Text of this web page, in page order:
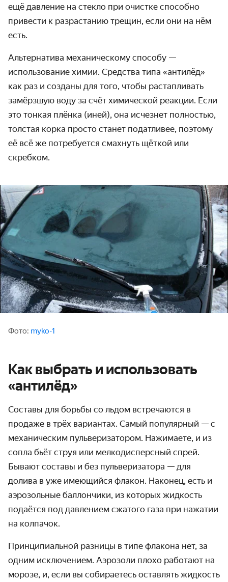
ещё давление на стекло при очистке способно
привести к разрастанию трещин, если они на нём
есть.
Альтернатива механическому способу —
использование химии. Средства типа «антилёд»
как раз и созданы для того, чтобы растапливать
замёрзшую воду за счёт химической реакции. Если
это тонкая плёнка (иней), она исчезнет полностью,
толстая корка просто станет податливее, поэтому
её всё же потребуется смахнуть щёткой или
скребком.
Фото: myko-1
Как выбрать и использовать
«антилёд»
Составы для борьбы со льдом встречаются в
продаже в трёх вариантах. Самый популярный — с
механическим пульверизатором. Нажимаете, и из
сопла бьёт струя или мелкодисперсный спрей.
Бывают составы и без пульверизатора — для
долива в уже имеющийся флакон. Наконец, есть и
аэрозольные баллончики, из которых жидкость
подаётся под давлением сжатого газа при нажатии
на колпачок.
Принципиальной разницы в типе флакона нет, за
одним исключением. Аэрозоли плохо работают на
морозе, и, если вы собираетесь оставлять жидкость